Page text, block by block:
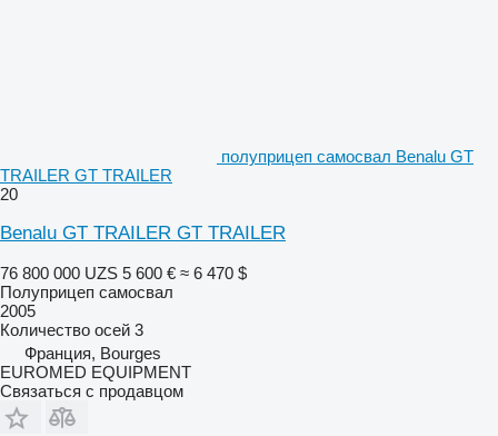
полуприцеп самосвал Benalu GT
TRAILER GT TRAILER
20
Benalu GT TRAILER GT TRAILER
76 800 000 UZS 5 600 € ≈ 6 470 $
Полуприцеп самосвал
2005
Количество осей 3
Франция, Bourges
EUROMED EQUIPMENT
Связаться с продавцом